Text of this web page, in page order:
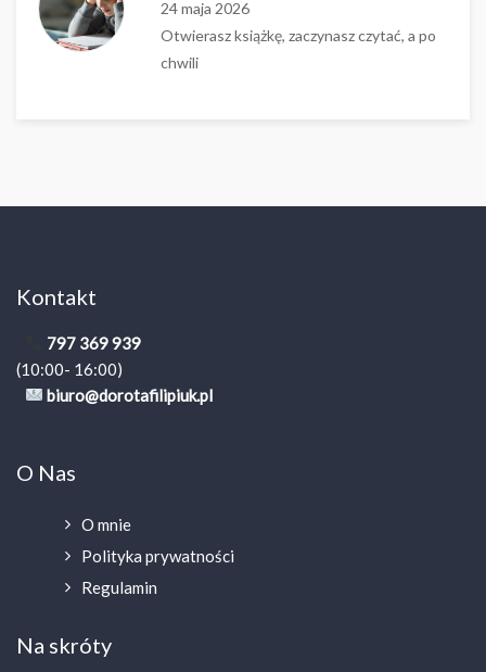
24 maja 2026
Otwierasz książkę, zaczynasz czytać, a po
chwili
Kontakt
797 369 939
(10:00- 16:00)
biuro@dorotafilipiuk.pl
O Nas
O mnie
Polityka prywatności
Regulamin
Na skróty